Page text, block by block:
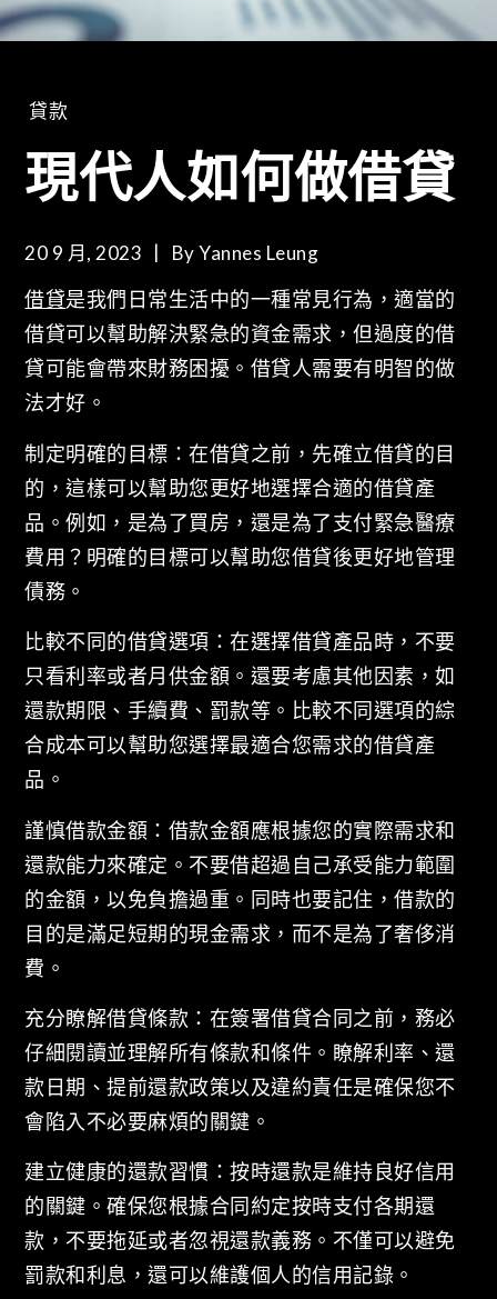
貸款
現代人如何做借貸
20 9 月, 2023 ByYannes Leung
借貸是我們日常生活中的一種常見行為，適當的
借貸可以幫助解決緊急的資金需求，但過度的借
貸可能會帶來財務困擾。借貸人需要有明智的做
法才好。
制定明確的目標：在借貸之前，先確立借貸的目
的，這樣可以幫助您更好地選擇合適的借貸產
品。例如，是為了買房，還是為了支付緊急醫療
費用？明確的目標可以幫助您借貸後更好地管理
債務。
比較不同的借貸選項：在選擇借貸產品時，不要
只看利率或者月供金額。還要考慮其他因素，如
還款期限、手續費、罰款等。比較不同選項的綜
合成本可以幫助您選擇最適合您需求的借貸產
品。
謹慎借款金額：借款金額應根據您的實際需求和
還款能力來確定。不要借超過自己承受能力範圍
的金額，以免負擔過重。同時也要記住，借款的
目的是滿足短期的現金需求，而不是為了奢侈消
費。
充分瞭解借貸條款：在簽署借貸合同之前，務必
仔細閱讀並理解所有條款和條件。瞭解利率、還
款日期、提前還款政策以及違約責任是確保您不
會陷入不必要麻煩的關鍵。
建立健康的還款習慣：按時還款是維持良好信用
的關鍵。確保您根據合同約定按時支付各期還
款，不要拖延或者忽視還款義務。不僅可以避免
罰款和利息，還可以維護個人的信用記錄。